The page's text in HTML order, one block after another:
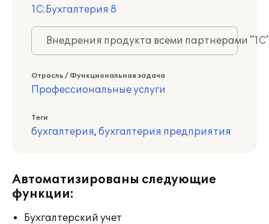
1С:Бухгалтерия 8
Внедрения продукта всеми партнерами
Отрасль / Функциональная задача
Профессиональные услуги
Теги
бухгалтерия, бухгалтерия предприятия
Автоматизированы следующие
функции:
Бухгалтерский учет